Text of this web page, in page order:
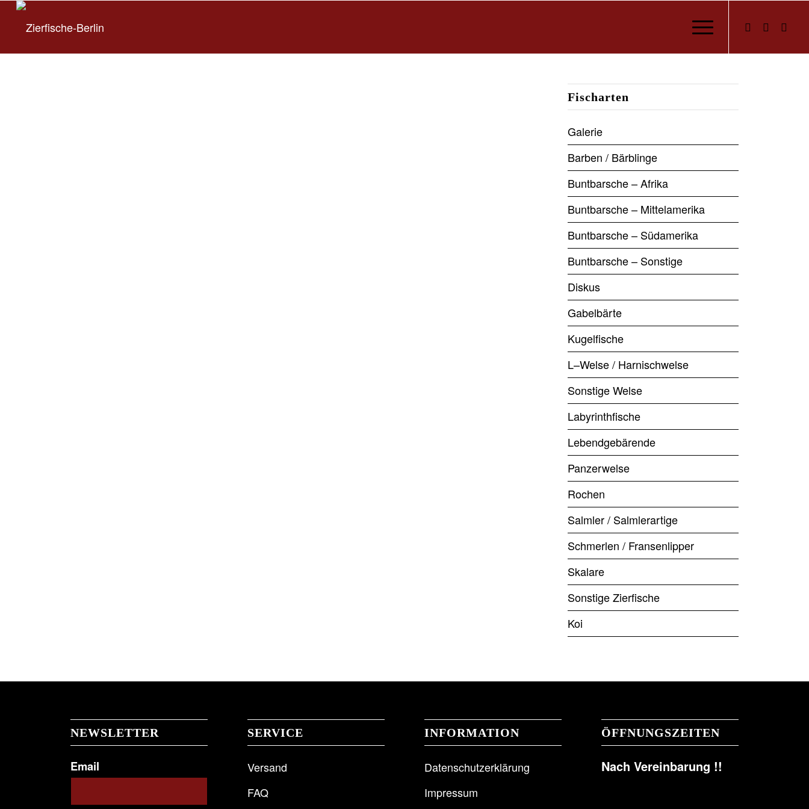
Fischarten
Galerie
Barben / Bärblinge
Buntbarsche – Afrika
Buntbarsche – Mittelamerika
Buntbarsche – Südamerika
Buntbarsche – Sonstige
Diskus
Gabelbärte
Kugelfische
L–Welse / Harnischwelse
Sonstige Welse
Labyrinthfische
Lebendgebärende
Panzerwelse
Rochen
Salmler / Salmlerartige
Schmerlen / Fransenlipper
Skalare
Sonstige Zierfische
Koi
NEWSLETTER
Email
SERVICE
Versand
FAQ
INFORMATION
Datenschutzerklärung
Impressum
ÖFFNUNGSZEITEN
Nach Vereinbarung !!